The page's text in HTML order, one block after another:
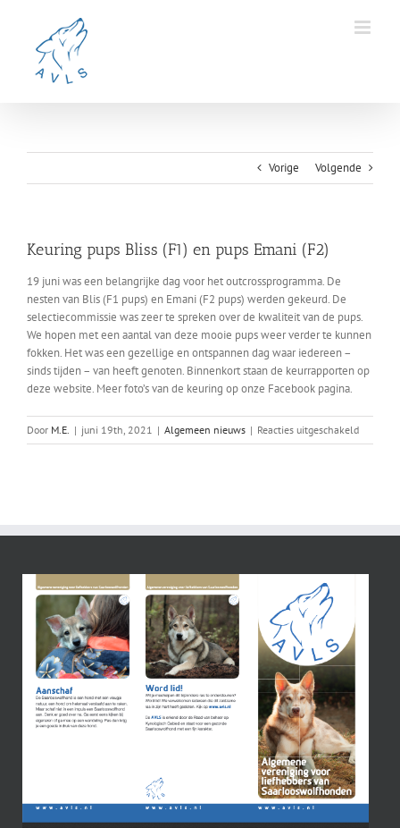
Vorige Volgende
Keuring pups Bliss (F1) en pups Emani (F2)
19 juni was een belangrijke dag voor het outcrossprogramma. De
nesten van Blis (F1 pups) en Emani (F2 pups) werden gekeurd. De
selectiecommissie was zeer te spreken over de kwaliteit van de pups.
We hopen met een aantal van deze mooie pups weer verder te kunnen
fokken. Het was een gezellige en ontspannen dag waar iedereen –
sinds tijden – van heeft genoten. Binnenkort staan de keurrapporten op
deze website. Meer foto’s van de keuring op onze Facebook pagina.
Door M.E. | juni 19th, 2021 | Algemeen nieuws | Reacties uitgeschakeldvoor
Keuring
pups
(F2)